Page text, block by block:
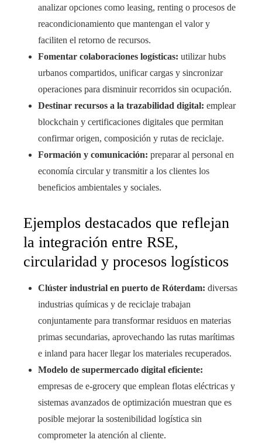
analizar opciones como leasing, renting o procesos de
reacondicionamiento que mantengan el valor y
faciliten el retorno de recursos.
Fomentar colaboraciones logísticas: utilizar hubs
urbanos compartidos, unificar cargas y sincronizar
operaciones para disminuir recorridos sin ocupación.
Destinar recursos a la trazabilidad digital: emplear
blockchain y certificaciones digitales que permitan
confirmar origen, composición y rutas de reciclaje.
Formación y comunicación: preparar al personal en
economía circular y transmitir a los clientes los
beneficios ambientales y sociales.
Ejemplos destacados que reflejan
la integración entre RSE,
circularidad y procesos logísticos
Clúster industrial en puerto de Róterdam: diversas
industrias químicas y de reciclaje trabajan
conjuntamente para transformar residuos en materias
primas secundarias, aprovechando las rutas marítimas
e inland para hacer llegar los materiales recuperados.
Modelo de supermercado digital eficiente:
empresas de e-grocery que emplean flotas eléctricas y
sistemas avanzados de optimización muestran que es
posible mejorar la sostenibilidad logística sin
comprometer la atención al cliente.